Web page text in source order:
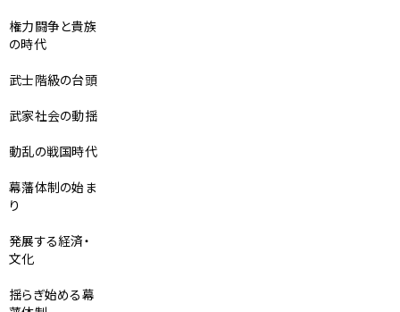
権力闘争と貴族
の時代
武士階級の台頭
武家社会の動揺
動乱の戦国時代
幕藩体制の始ま
り
発展する経済・
文化
揺らぎ始める幕